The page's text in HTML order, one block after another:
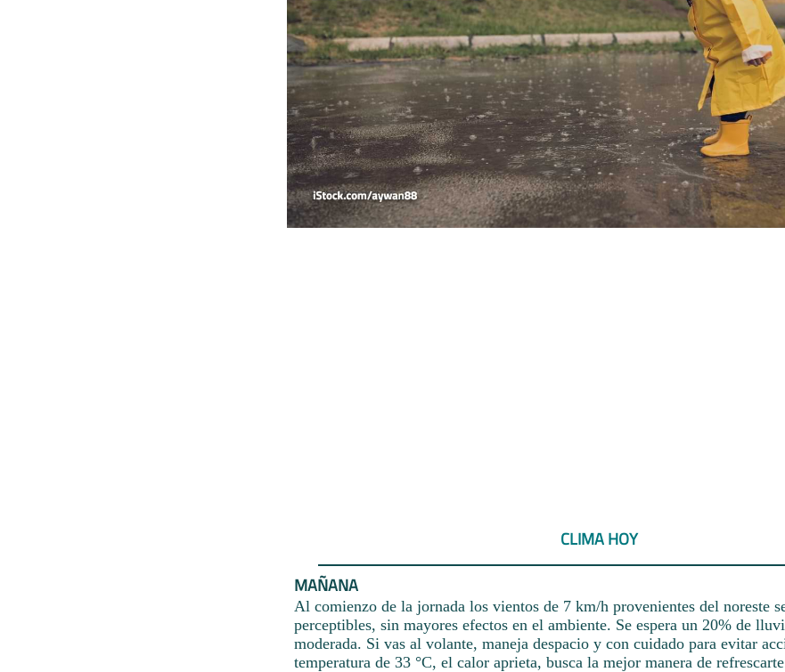
CLIMA HOY
MAÑANA
Al comienzo de la jornada los vientos de 7 km/h provenientes del noreste
perceptibles, sin mayores efectos en el ambiente. Se espera un 20% de
moderada. Si vas al volante, maneja despacio y con cuidado para evitar
temperatura de 33 °C, el calor aprieta, busca la mejor manera de